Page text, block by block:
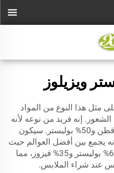
ويزيلوز
مثل هذا النوع من المواد
إنه فريد من نوعه لأنه
يحتوي على خليط بنسبة 50% قطن و50% بوليستر. سيكون
يجمع بين أفضل العوالم حيث
يتكون من خليط يحتوي على 65% بوليستر و35% فيزوز، مما
عند شراء الملابس.